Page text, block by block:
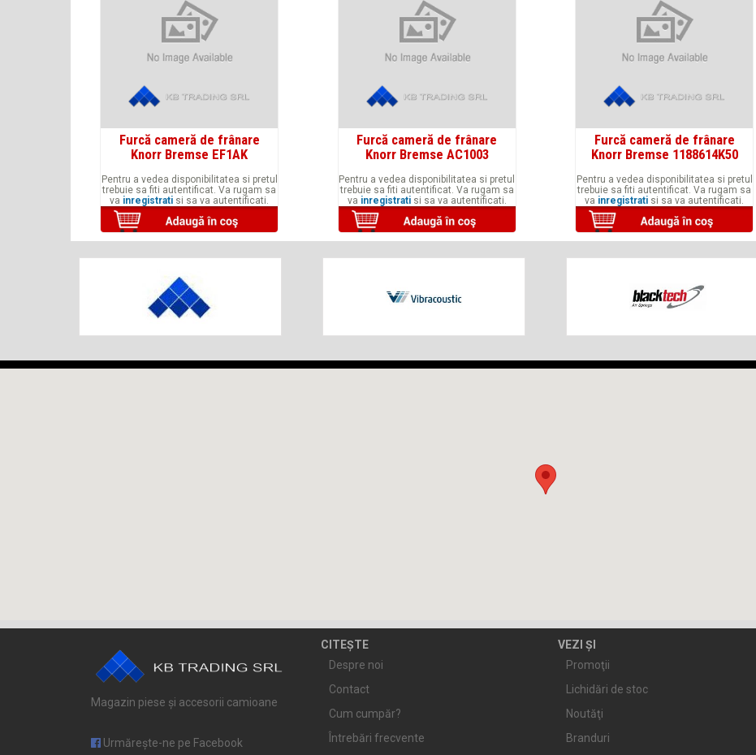
Furcă cameră de frânare
Knorr Bremse EF1AK
Pentru a vedea disponibilitatea si pretul
trebuie sa fiti autentificat. Va rugam sa
va inregistrati si sa va autentificati.
Furcă cameră de frânare
Knorr Bremse AC1003
Pentru a vedea disponibilitatea si pretul
trebuie sa fiti autentificat. Va rugam sa
va inregistratisi sa va autentificati.
Furcă cameră de frânare
Knorr Bremse 1188614K50
Pentru a vedea disponibilitatea si pretul
trebuie sa fiti autentificat. Va rugam sa
va inregistrati si sa va autentificati.
Magazin piese și accesorii camioane
Urmărește-ne pe Facebook
CITEȘTE
Despre noi
Contact
Cum cumpăr?
Întrebări frecvente
VEZI ȘI
Promoţii
Lichidări de stoc
Noutăţi
Branduri